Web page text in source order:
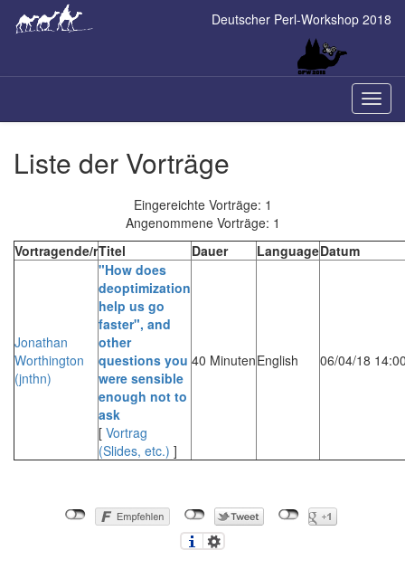
Deutscher Perl-Workshop 2018
ein-/
Liste der Vorträge
Eingereichte Vorträge: 1
Angenommene Vorträge: 1
Vortragende/rTitel Dauer LanguageDatum
Jonathan
Worthington
(‎jnthn‎)
‎"How does
deoptimization
help us go
faster", and
other
questions you
were sensible
enough not to
ask‎
[ Vortrag
(Slides, etc.) ]
40 MinutenEnglish 06/04/18